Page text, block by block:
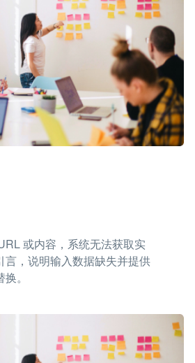
或内容，系统无法获取实
言，说明输入数据缺失并提供
。